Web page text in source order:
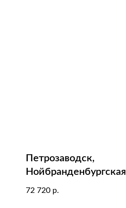
Петрозаводск,
Нойбранденбургская
улица,6к3
72 720 р.